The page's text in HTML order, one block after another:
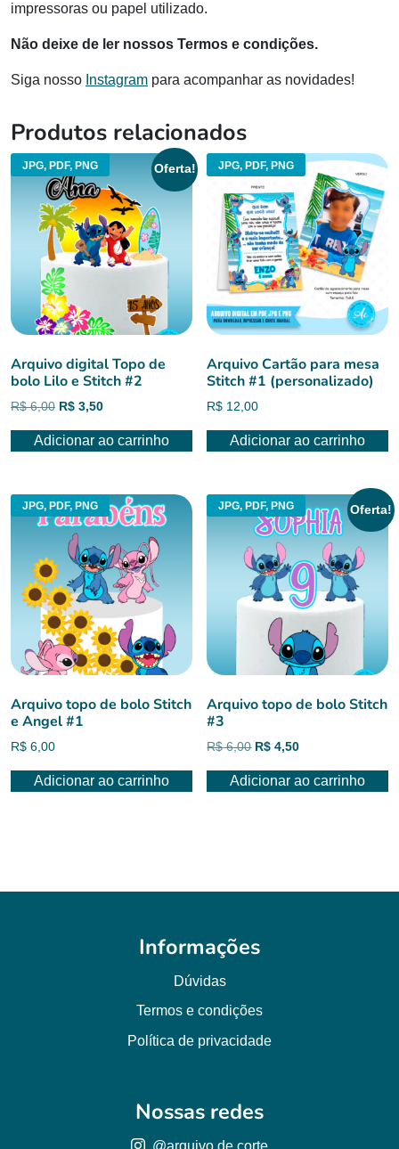
impressoras ou papel utilizado.
Não deixe de ler nossos Termos e condições.
Siga nosso Instagram para acompanhar as novidades!
Produtos relacionados
JPG, PDF, PNG Oferta!
Arquivo digital Topo de
bolo Lilo e Stitch #2
R$6,00 O
original
R$ 3,50O
atual
Adicionar ao carrinho
JPG, PDF, PNG
Arquivo Cartão para mesa
Stitch #1 (personalizado)
R$ 12,00
Adicionar ao carrinho
JPG, PDF, PNG
Arquivo topo de bolo Stitch
e Angel #1
R$ 6,00
Adicionar ao carrinho
JPG, PDF, PNG Oferta!
Arquivo topo de bolo Stitch
#3
R$6,00 O
original
R$ 4,50O
atual
Adicionar ao carrinho
Informações
Dúvidas
Termos e condições
Política de privacidade
Nossas redes
@arquivo.de.corte